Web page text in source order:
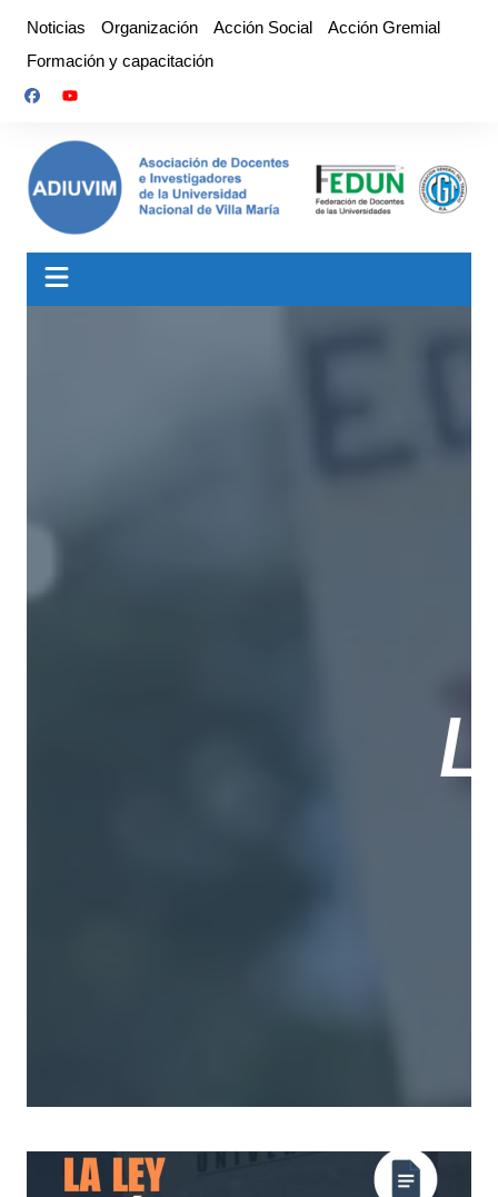
contenido
Noticias Organización Acción Social
Acción Gremial
Formación y capacitación